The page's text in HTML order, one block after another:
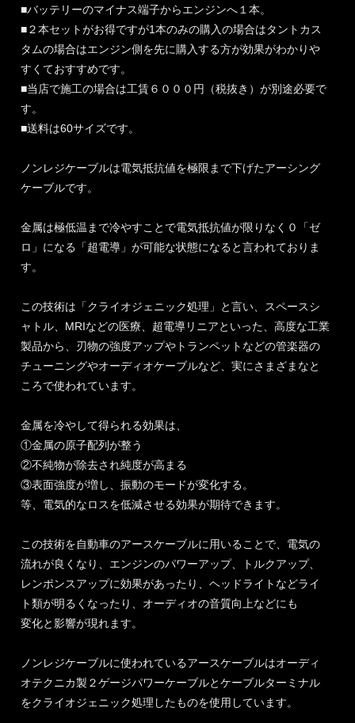
■バッテリーのマイナス端子からエンジンへ１本。
■２本セットがお得ですが1本のみの購入の場合はタントカス
タムの場合はエンジン側を先に購入する方が効果がわかりや
すくておすすめです。
■当店で施工の場合は工賃６０００円（税抜き）が別途必要で
す。
■送料は60サイズです。
ノンレジケーブルは電気抵抗値を極限まで下げたアーシング
ケーブルです。
金属は極低温まで冷やすことで電気抵抗値が限りなく０「ゼ
ロ」になる「超電導」が可能な状態になると言われておりま
す。
この技術は「クライオジェニック処理」と言い、スペースシ
ャトル、MRIなどの医療、超電導リニアといった、高度な工業
製品から、刃物の強度アップやトランペットなどの管楽器の
チューニングやオーディオケーブルなど、実にさまざまなと
ころで使われています。
金属を冷やして得られる効果は、
①金属の原子配列が整う
②不純物が除去され純度が高まる
③表面強度が増し、振動のモードが変化する。
等、電気的なロスを低減させる効果が期待できます。
この技術を自動車のアースケーブルに用いることで、電気の
流れが良くなり、エンジンのパワーアップ、トルクアップ、
レンポンスアップに効果があったり、ヘッドライトなどライ
ト類が明るくなったり、オーディオの音質向上などにも
変化と影響が現れます。
ノンレジケーブルに使われているアースケーブルはオーディ
オテクニカ製２ゲージパワーケーブルとケーブルターミナル
をクライオジェニック処理したものを使用しています。